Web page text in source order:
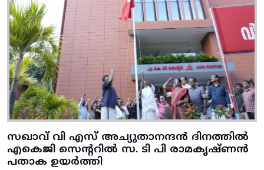
സഖാവ് വി എസ് അച്യുതാനന്ദൻ ദിനത്തിൽ
എകെജി സെന്ററിൽ സ. ടി പി രാമകൃഷ്‌ണൻ
പതാക ഉയർത്തി